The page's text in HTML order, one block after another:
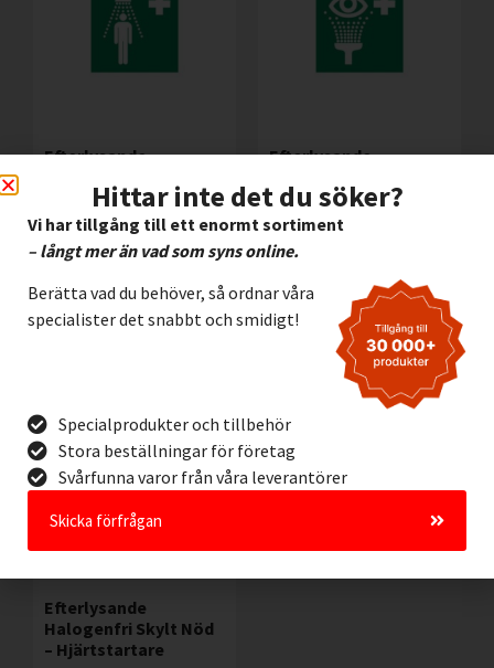
Efterlysande
– Dusch
72,00kr Exkl. moms
Offertförfrågan
Efterlysande
– Ögondusch
72,00kr Exkl. moms
Offertförfrågan
Efterlysande
Halogenfri Skylt Nöd
– Hjärtstartare
Hittar inte det du söker?
Vi har tillgång till ett enormt sortiment
– långt mer än vad som syns online.
Berätta vad du behöver, så ordnar våra
specialister det snabbt och smidigt!
Specialprodukter och tillbehör
Stora beställningar för företag
Svårfunna varor från våra leverantörer
Skicka förfrågan